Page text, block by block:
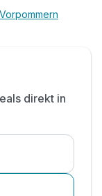
& Klein
Anfrage)
direkt in